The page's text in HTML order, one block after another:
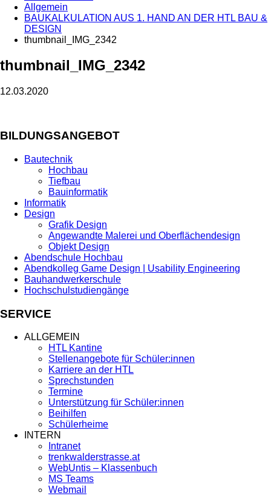
Allgemein
BAUKALKULATION AUS 1. HAND AN DER HTL BAU &
DESIGN
thumbnail_IMG_2342
thumbnail_IMG_2342
12.03.2020
BILDUNGSANGEBOT
Bautechnik
Hochbau
Tiefbau
Bauinformatik
Informatik
Design
Grafik Design
Angewandte Malerei und Oberflächendesign
Objekt Design
Abendschule Hochbau
Abendkolleg Game Design | Usability Engineering
Bauhandwerkerschule
Hochschulstudiengänge
SERVICE
ALLGEMEIN
HTL Kantine
Stellenangebote für Schüler:innen
Karriere an der HTL
Sprechstunden
Termine
Unterstützung für Schüler:innen
Beihilfen
Schülerheime
INTERN
Intranet
trenkwalderstrasse.at
WebUntis – Klassenbuch
MS Teams
Webmail